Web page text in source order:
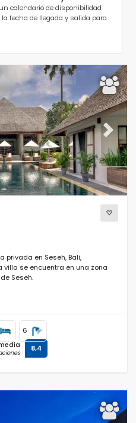
calendario de disponibilidad
fecha de llegada y salida para
Next
privada en Seseh, Bali,
villa se encuentra en una zona
Seseh.
6
8,4